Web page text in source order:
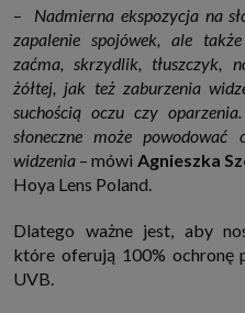
Przekazywanie danych
Administratorzy danych mogą
księgowym, agencjom
podstawie umowy o powierzenie
taki podmiot do odpowiedniego
nich do własnych celów.
Cookies
Na naszych stronach używamy
np. cookie lub local storage do
osobowych w celu
Partnerzy, którzy także chcą
Cookies to dane informatyczne
Twoim urządzeniu końcowym (tj.
– Nadmierna ekspozycja na
zapalenie spojówek, ale
zaćma, skrzydlik, tłuszczyk,
żółtej, jak też zaburzenia
suchością oczu czy
słoneczne może
widzenia – mówi Agnieszka
Hoya Lens Poland.
Dlatego ważne jest, aby
które oferują 100% ochronę
UVB.